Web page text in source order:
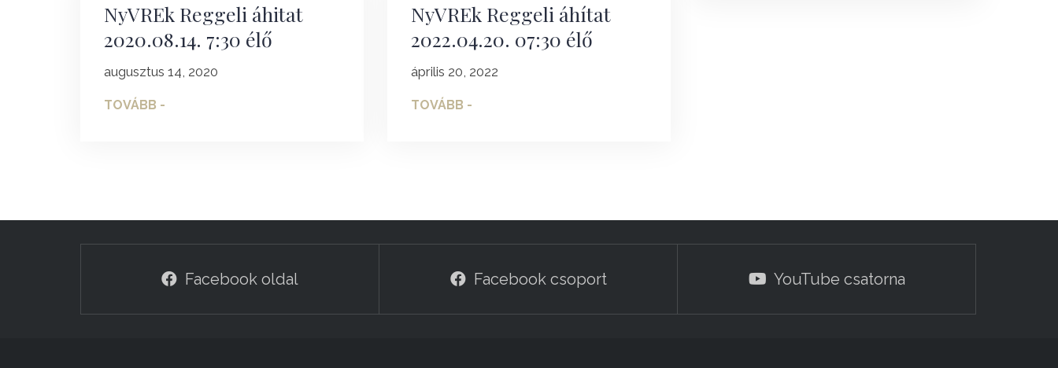
NyVREk Reggeli áhitat
2020.08.14. 7:30 élő
augusztus 14, 2020
TOVÁBB -
NyVREk Reggeli áhítat
2022.04.20. 07:30 élő
április 20, 2022
TOVÁBB -
Facebook oldal Facebook csoport YouTube csatorna